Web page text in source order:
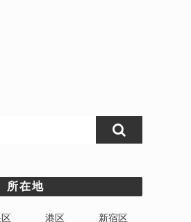
所在地
港区
新宿区